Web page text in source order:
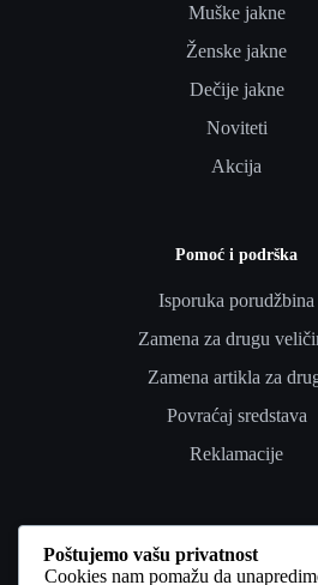
Muške jakne
Ženske jakne
Dečije jakne
Noviteti
Akcija
Pomoć i podrška
Isporuka porudžbina
Zamena za drugu
Zamena artikla za
Povraćaj sredstava
Reklamacije
Poverenje i pravno
Poštujemo vašu privatnost
Cookies nam pomažu da